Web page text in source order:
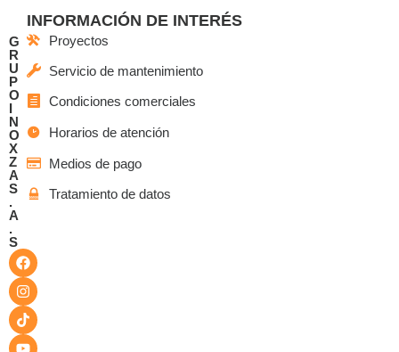
G
R
U
P
O
I
N
O
X
Z
A
S
.
A
.
S
INFORMACIÓN DE INTERÉS
Proyectos
Servicio de mantenimiento
Condiciones comerciales
Horarios de atención
Medios de pago
Tratamiento de datos